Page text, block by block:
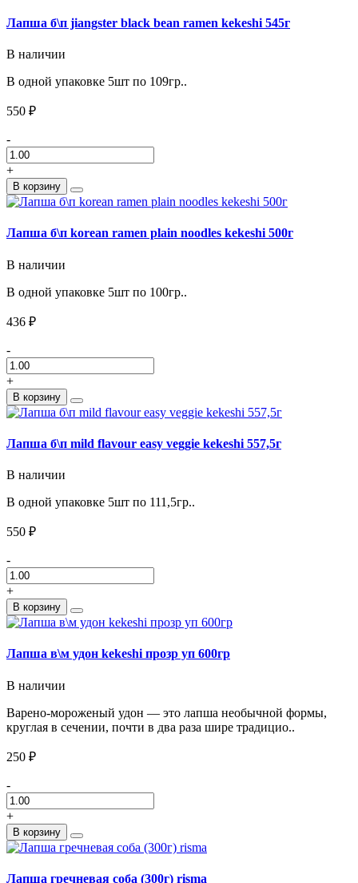
Лапша б\п jiangster black bean ramen kekeshi 545г
В наличии
В одной упаковке 5шт по 109гр..
550 ₽
-
+
В корзину
Лапша б\п korean ramen plain noodles kekeshi 500г
В наличии
В одной упаковке 5шт по 100гр..
436 ₽
-
+
В корзину
Лапша б\п mild flavour easy veggie kekeshi 557,5г
В наличии
В одной упаковке 5шт по 111,5гр..
550 ₽
-
+
В корзину
Лапша в\м удон kekeshi прозр уп 600гр
В наличии
Варено-мороженый удон — это лапша необычной формы,
круглая в сечении, почти в два раза шире традицио..
250 ₽
-
+
В корзину
Лапша гречневая соба (300г) risma